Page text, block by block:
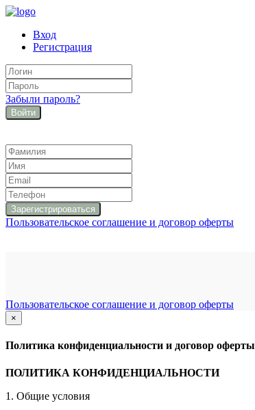
Вход
Регистрация
Забыли пароль?
Войти
Пользовательское соглашение и договор оферты
Пользовательское соглашение и договор оферты
×
закрыть
Политика конфиденциальности и договор оферты
ПОЛИТИКА КОНФИДЕНЦИАЛЬНОСТИ
1. Общие условия